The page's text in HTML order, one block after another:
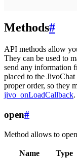
Methods#
API methods allow
They can be used to
send any information
placed to the
proper order, so they
jivo_onLoadCallback.
open#
Method allows to
Name Type